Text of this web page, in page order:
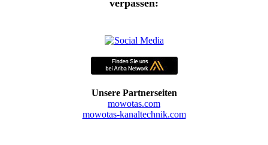
verpassen:
Unsere Partnerseiten
mowotas.com
mowotas-kanaltechnik.com